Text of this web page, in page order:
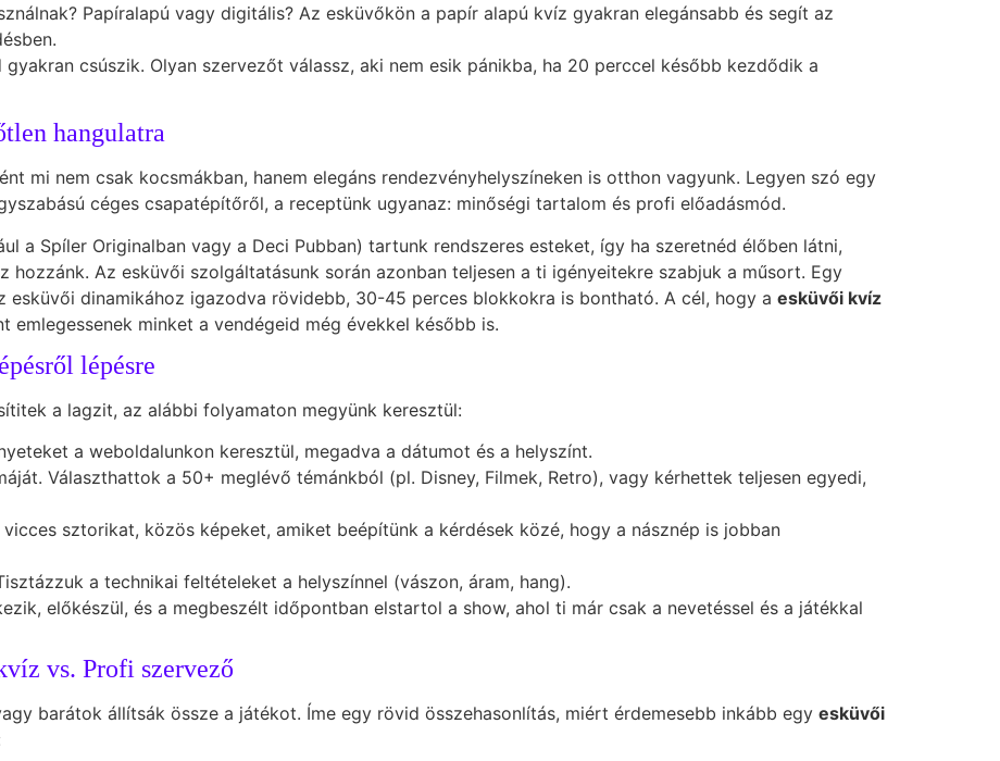
Papíralapú vagy digitális? Az esküvőkön a papír alapú kvíz gyakran elegánsabb és segít az
gyakran csúszik. Olyan szervezőt válassz, aki nem esik pánikba, ha 20 perccel később kezdődik a
hangulatra
mi nem csak kocsmákban, hanem elegáns rendezvényhelyszíneken is otthon vagyunk. Legyen szó egy
céges csapatépítőről, a receptünk ugyanaz: minőségi tartalom és profi előadásmód.
a Spíler Originalban vagy a Deci Pubban) tartunk rendszeres esteket, így ha szeretnéd élőben látni,
hozzánk. Az esküvői szolgáltatásunk során azonban teljesen a ti igényeitekre szabjuk a műsort. Egy
esküvői dinamikához igazodva rövidebb, 30-45 perces blokkokra is bontható. A cél, hogy a esküvői kvíz
emlegessenek minket a vendégeid még évekkel később is.
lépésre
a lagzit, az alábbi folyamaton megyünk keresztül:
a weboldalunkon keresztül, megadva a dátumot és a helyszínt.
Választhattok a 50+ meglévő témánkból (pl. Disney, Filmek, Retro), vagy kérhettek teljesen egyedi,
sztorikat, közös képeket, amiket beépítünk a kérdések közé, hogy a násznép is jobban
a technikai feltételeket a helyszínnel (vászon, áram, hang).
előkészül, és a megbeszélt időpontban elstartol a show, ahol ti már csak a nevetéssel és a játékkal
vs. Profi szervező
barátok állítsák össze a játékot. Íme egy rövid összehasonlítás, miért érdemesebb inkább egy esküvői